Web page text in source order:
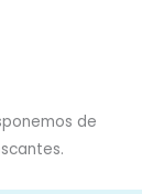
de